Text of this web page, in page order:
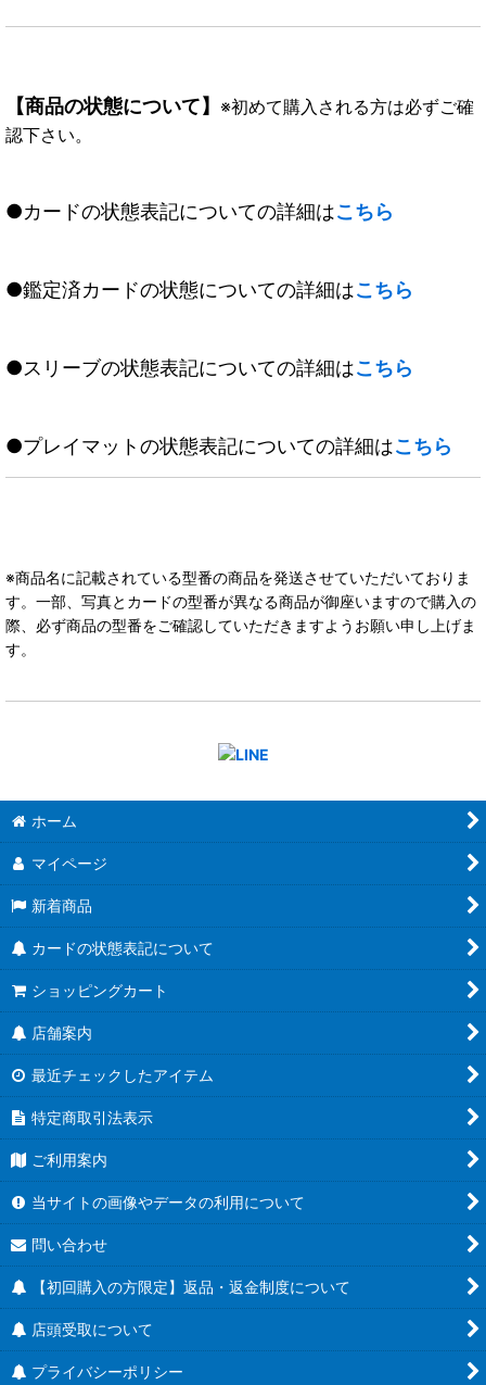
【商品の状態について】 ※初めて購入される方は必ずご確
認下さい。
●カードの状態表記についての詳細はこちら
●鑑定済カードの状態についての詳細はこちら
●スリーブの状態表記についての詳細はこちら
●プレイマットの状態表記についての詳細はこちら
※商品名に記載されている型番の商品を発送させていただいておりま
す。一部、写真とカードの型番が異なる商品が御座いますので購入の
際、必ず商品の型番をご確認していただきますようお願い申し上げま
す。
ホーム
マイページ
新着商品
カードの状態表記について
ショッピングカート
店舗案内
最近チェックしたアイテム
特定商取引法表示
ご利用案内
当サイトの画像やデータの利用について
問い合わせ
【初回購入の方限定】返品・返金制度について
店頭受取について
プライバシーポリシー